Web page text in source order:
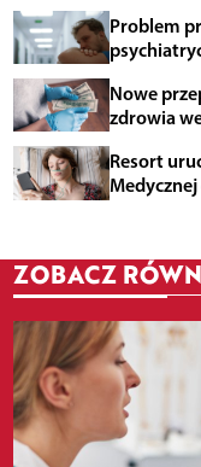
Problem
Nowe
zdrowia
Resort
ZOBACZ